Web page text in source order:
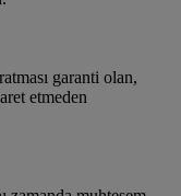
garanti olan,
etmeden